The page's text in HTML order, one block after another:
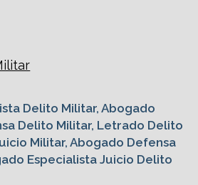
Delito Militar, Abogado
Delito Militar, Letrado Delito
Militar, Abogado Defensa
Especialista Juicio Delito